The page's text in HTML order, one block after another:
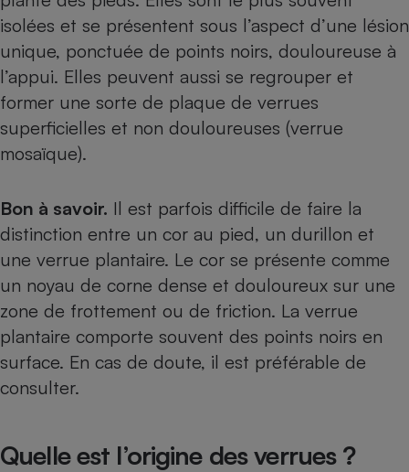
isolées et se présentent sous l’aspect d’une lésion
unique, ponctuée de points noirs, douloureuse à
l’appui. Elles peuvent aussi se regrouper et
former une sorte de plaque de verrues
superficielles et non douloureuses (verrue
mosaïque).
Bon à savoir. Il est parfois difficile de faire la
distinction entre un cor au pied, un durillon et
une verrue plantaire. Le cor se présente comme
un noyau de corne dense et douloureux sur une
zone de frottement ou de friction. La verrue
plantaire comporte souvent des points noirs en
surface. En cas de doute, il est préférable de
consulter.
Quelle est l’origine des verrues ?
Robot ménager